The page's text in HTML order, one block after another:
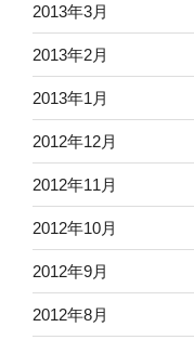
2013年3月
2013年2月
2013年1月
2012年12月
2012年11月
2012年10月
2012年9月
2012年8月